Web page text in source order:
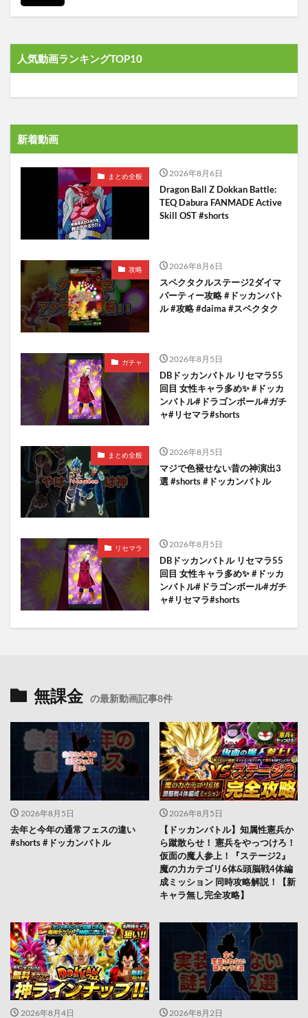
人気動画ランキングTOP10
新着動画
まとめ全般 2026年8月6日
Dragon Ball Z Dokkan Battle:
TEQ Dabura FANMADE Active
Skill OST #shorts
攻略 2026年8月6日
スペクタクルステージ2ダイマ
パーティー攻略 #ドッカンバト
ル #攻略 #daima #スペクタク
ガチャ 2026年8月5日
DBドッカンバトル リセマラ55
回目 女性キャラ多め✨️ #ドッカ
ンバトル#ドラゴンボール#ガチ
ャ#リセマラ#shorts
まとめ全般 2026年8月5日
マジで色褪せない昔の神演出3
選 #shorts #ドッカンバトル
リセマラ 2026年8月5日
DBドッカンバトル リセマラ55
回目 女性キャラ多め✨️ #ドッカ
ンバトル#ドラゴンボール#ガチ
ャ#リセマラ#shorts
無課金 の最新動画記事8件
2026年8月5日
去年と今年の通常フェスの違い
#shorts #ドッカンバトル
2026年8月5日
【ドッカンバトル】知属性憲兵か
ら蹴散らせ！ 憲兵をやっつけろ！
仮面の魔人参上！『ステージ2』
魔の力カテゴリ6体&頭脳戦4体編
成ミッション 同時攻略解説！【新
キャラ無し完全攻略】
2026年8月4日 2026年8月2日